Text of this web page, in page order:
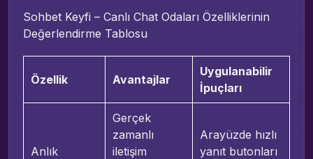
Sohbet Keyfi – Canlı Chat Odaları Özelliklerinin
Değerlendirme Tablosu
Özellik Avantajlar
Uygulanabilir
İpuçları
Anlık
Gerçek
zamanlı
iletişim
Arayüzde hızlı
yanıt butonları